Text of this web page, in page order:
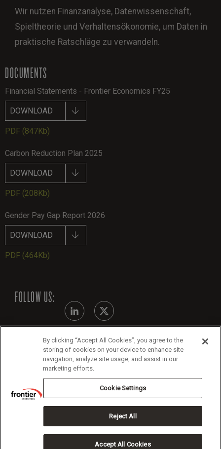
Wir nutzen Finanzanalyse, Datenwissenschaft,
Spieltheorie und Verhaltensökonomie, um Daten in
praktische Ratschläge zu verwandeln.
DOCUMENTS
Financial Statements - Frontier Economics FY25
DOWNLOAD
PDF (847Kb)
Carbon Reduction Plan 2025
DOWNLOAD
PDF (208Kb)
Gender Pay Gap Report 2026
DOWNLOAD
PDF (464Kb)
FOLLOW US:
Modern Slavery Statement
Cookie Policy
Copyright 2026 Frontier Economics
By clicking “Accept All Cookies”, you agree to the
storing of cookies on your device to enhance site
navigation, analyze site usage, and assist in our
marketing efforts.
Cookie Settings
Reject All
Accept All Cookies